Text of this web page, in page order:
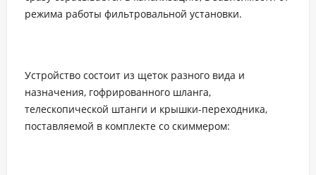
режима работы фильтровальной установки.
Устройство состоит из щеток разного вида и
назначения, гофрированного шланга,
телескопической штанги и крышки-переходника,
поставляемой в комплекте со скиммером: